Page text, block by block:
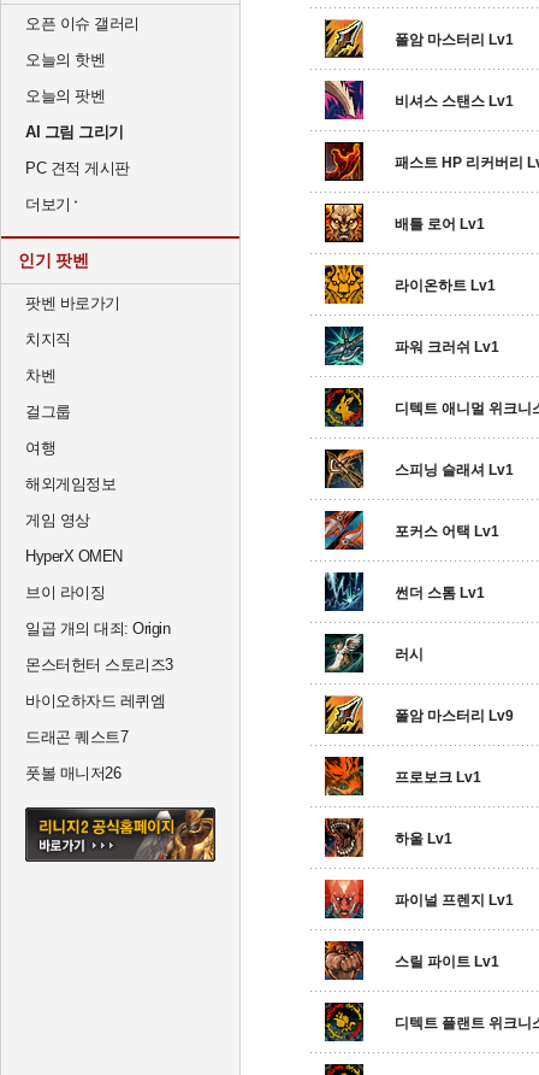
오픈 이슈 갤러리
오늘의 핫벤
오늘의 팟벤
AI 그림 그리기
PC 견적 게시판
더보기
인기 팟벤
팟벤 바로가기
치지직
차벤
걸그룹
여행
해외게임정보
게임 영상
HyperX OMEN
브이 라이징
일곱 개의 대죄: Origin
몬스터헌터 스토리즈3
바이오하자드 레퀴엠
드래곤 퀘스트7
풋볼 매니저26
폴암 마스터리 Lv1
비셔스 스탠스 Lv1
패스트 HP 리커버리
배틀 로어 Lv1
라이온하트 Lv1
파워 크러쉬 Lv1
디텍트 애니멀 위크니
스피닝 슬래셔 Lv1
포커스 어택 Lv1
썬더 스톰 Lv1
러시
폴암 마스터리 Lv9
프로보크 Lv1
하울 Lv1
파이널 프렌지 Lv1
스릴 파이트 Lv1
디텍트 플랜트 위크니